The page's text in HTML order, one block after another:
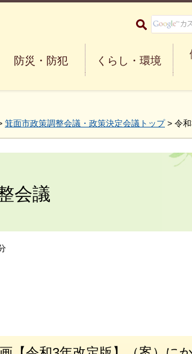
大阪府箕面市 Minoh City
防災・防犯 くらし・環境
箕面市政策調整会議・政策決定会議トップ> 令和
会議